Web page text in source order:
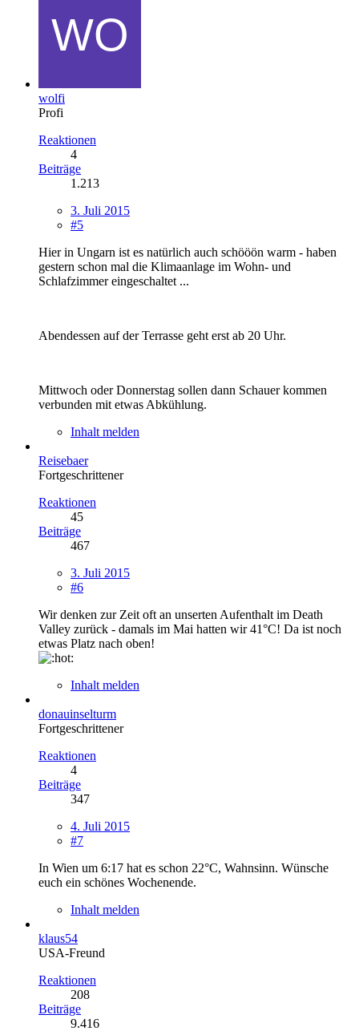
wolfi
Profi
Reaktionen
4
Beiträge
1.213
3. Juli 2015
#5
Hier in Ungarn ist es natürlich auch schööön warm - haben
gestern schon mal die Klimaanlage im Wohn- und
Schlafzimmer eingeschaltet ...
Abendessen auf der Terrasse geht erst ab 20 Uhr.
Mittwoch oder Donnerstag sollen dann Schauer kommen
verbunden mit etwas Abkühlung.
Inhalt melden
Reisebaer
Fortgeschrittener
Reaktionen
45
Beiträge
467
3. Juli 2015
#6
Wir denken zur Zeit oft an unserten Aufenthalt im Death
Valley zurück - damals im Mai hatten wir 41°C! Da ist noch
etwas Platz nach oben!
Inhalt melden
donauinselturm
Fortgeschrittener
Reaktionen
4
Beiträge
347
4. Juli 2015
#7
In Wien um 6:17 hat es schon 22°C, Wahnsinn. Wünsche
euch ein schönes Wochenende.
Inhalt melden
klaus54
USA-Freund
Reaktionen
208
Beiträge
9.416